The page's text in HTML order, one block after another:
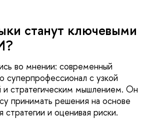
станут ключевыми
во мнении: современный
суперпрофессионал с узкой
и стратегическим мышлением. Он
принимать решения на основе
стратегии и оценивая риски.